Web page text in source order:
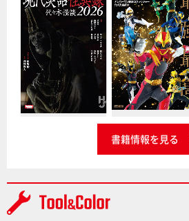
書籍情報を見る